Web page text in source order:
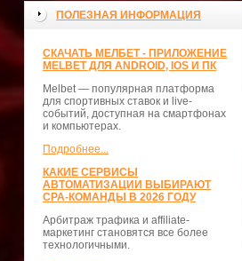
ПОЛЕЗНАЯ ИНФОРМАЦИЯ
СКАЧАТЬ МЕЛБЕТ - ПРИЛОЖЕНИЕ
MELBET ДЛЯ ANDROID, IOS И ПК
Melbet — популярная платформа
для спортивных ставок и live-
событий, доступная на смартфонах
и компьютерах.
Подробнее...
КАКИЕ СЕРВИСЫ
АВТОМАТИЗАЦИИ ВЫБИРАЮТ
CPA-КОМАНДЫ В 2026 ГОДУ
Арбитраж трафика и affiliate-
маркетинг становятся все более
технологичными.